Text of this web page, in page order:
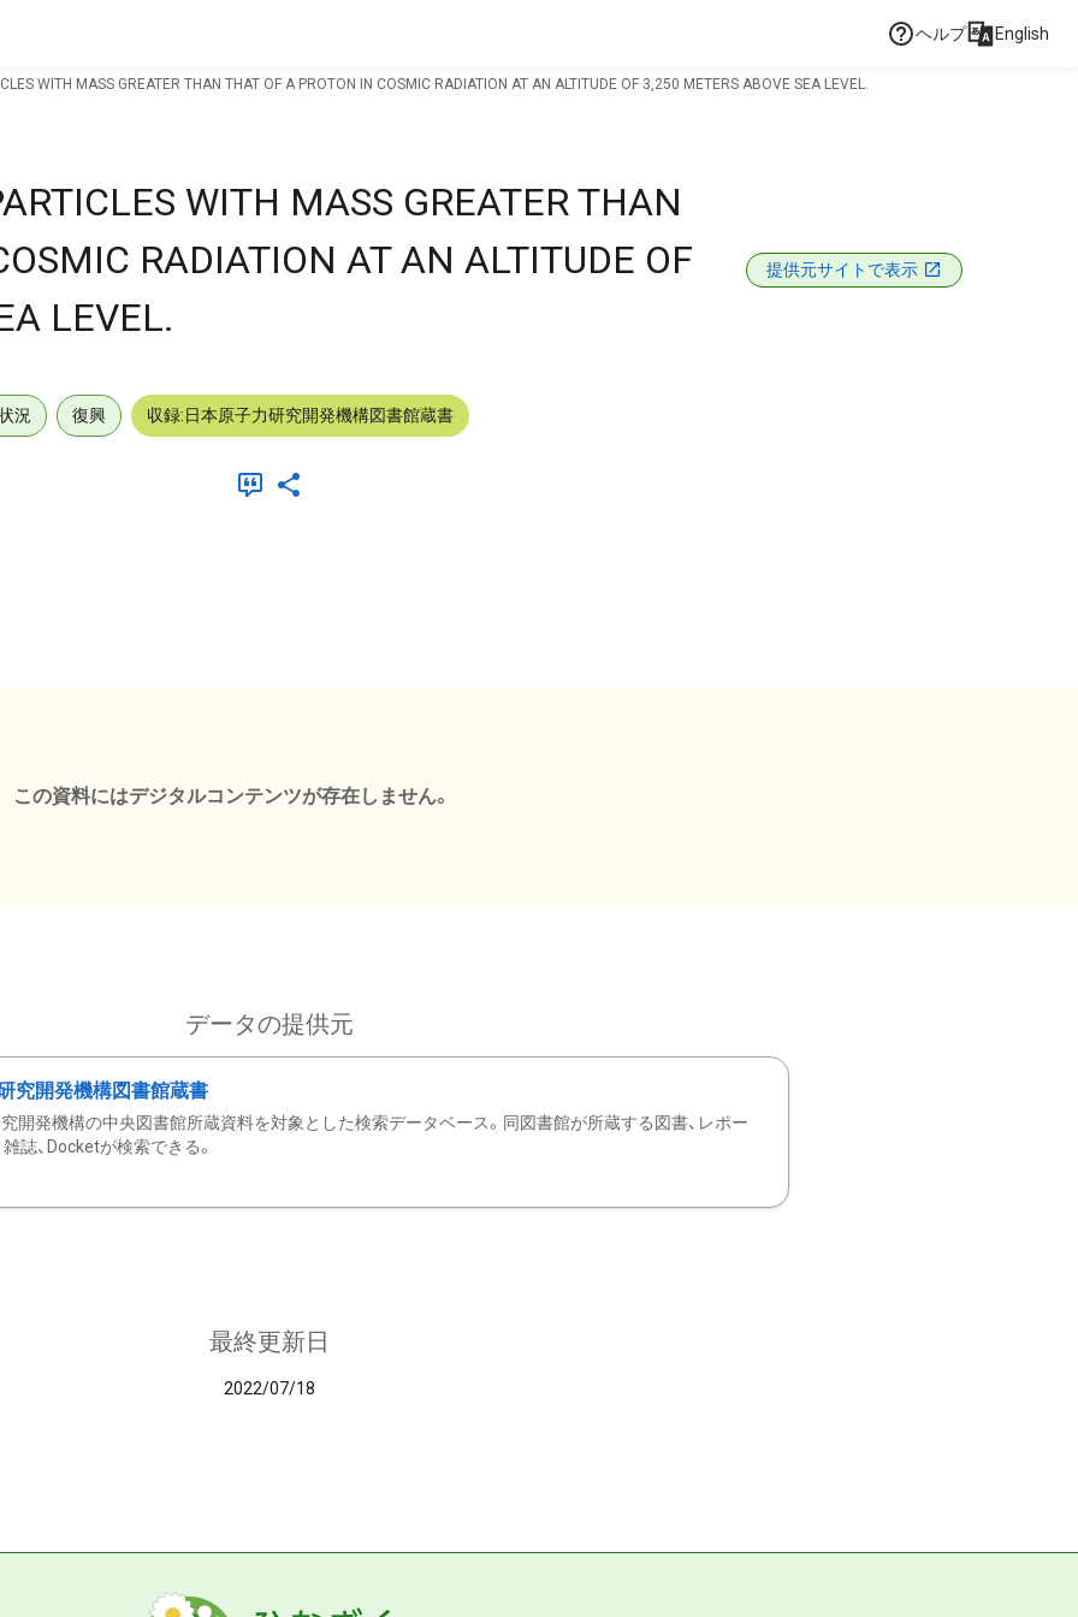
ヘルプ English
WITH MASS GREATER THAN THAT OF A PROTON IN COSMIC RADIATION AT AN ALTITUDE OF 3,250 METERS ABOVE SEA LEVEL.
WITH MASS GREATER THAN
RADIATION AT AN ALTITUDE OF
LEVEL.
提供元サイトで表示
況 復興 収録:日本原子力研究開発機構図書館蔵書
この資料にはデジタルコンテンツが存在しません。
データの提供元
究開発機構図書館蔵書
開発機構の中央図書館所蔵資料を対象とした検索データベース。同図書館が所蔵する図書、レポー
雑誌、Docketが検索できる。
最終更新日
2022/07/18